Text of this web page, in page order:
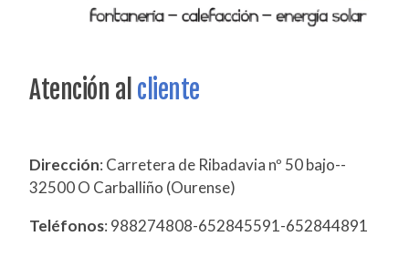
Atención al cliente
Dirección: Carretera de Ribadavia nº 50 bajo--
32500 O Carballiño (Ourense)
Teléfonos: 988274808-652845591-652844891